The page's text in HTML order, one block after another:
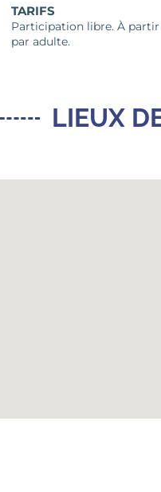
TARIFS
Participation libre. À
par adulte.
LIEUX